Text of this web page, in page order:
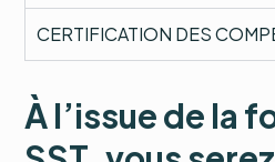
CERTIFICATION DES
À l’issue de la